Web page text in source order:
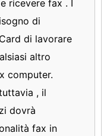
ricevere fax . I
di
di lavorare
altro
computer.
, il
dovrà
fax in